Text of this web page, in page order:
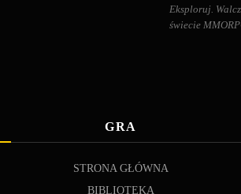
Eksploruj.
świecie
GRA
STRONA GŁÓWNA
BIBLIOTEKA